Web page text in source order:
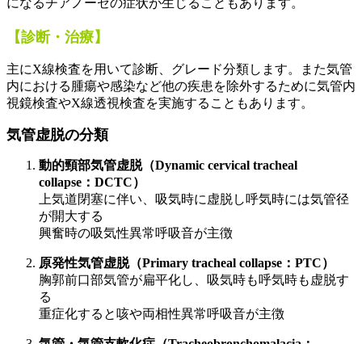
になるチアノーゼの症状が生じることもあります。
【診断・治療】
主にX線検査を用いて診断、グレード分類します。また気管
内における腫瘍や感染など他の疾患を除外するために気管内
視鏡検査やX線透視検査を実施することもあります。
気管虚脱の分類
動的頸部気管虚脱（Dynamic cervical tracheal
collapse：DCTC）
上気道閉塞に伴い、吸気時に虚脱し呼気時には気管径
が開大する
興奮時の吸気性異常呼吸音が主徴
原発性気管虚脱（Primary tracheal collapse：PTC）
胸郭前口部気管が扁平化し、吸気時も呼気時も虚脱す
る
重症化すると咳や両相性異常呼吸音が主徴